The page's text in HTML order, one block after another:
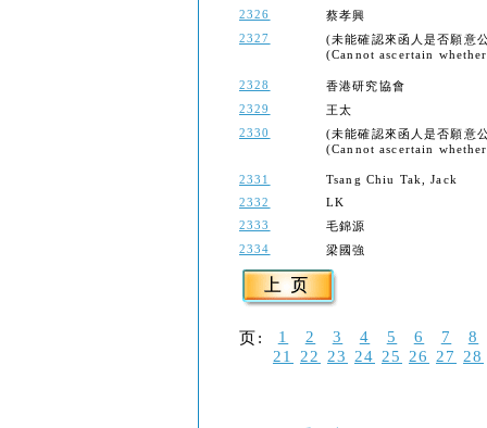
2326
蔡孝興
2327
(未能確認來函人是否願意
(Cannot ascertain
2328
香港研究協會
2329
王太
2330
(未能確認來函人是否願意
(Cannot ascertain
2331
Tsang Chiu Tak, Jack
2332
LK
2333
毛錦源
2334
梁國強
页: 1 2 3 4 5 6 7
8
21
22 23 24 25 26 27 28